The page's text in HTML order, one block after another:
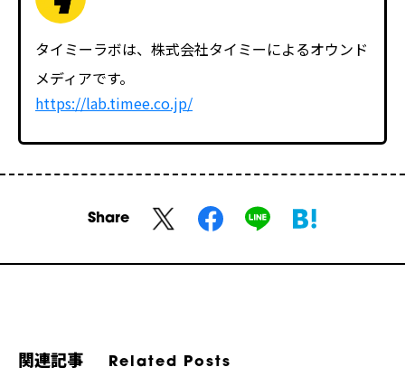
タイミーラボは、株式会社タイミーによるオウンド
メディアです。
https://lab.timee.co.jp/
Share
関連記事 Related Posts